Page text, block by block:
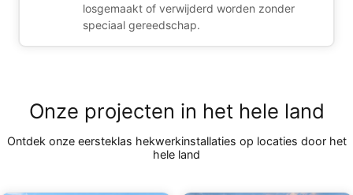
losgemaakt of verwijderd worden zonder
speciaal gereedschap.
Onze projecten in het hele land
Ontdek onze eersteklas hekwerkinstallaties op locaties door het
hele land